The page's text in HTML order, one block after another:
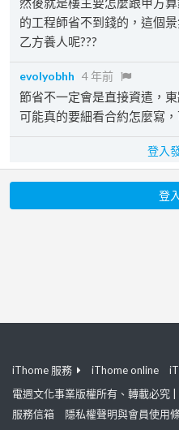
的工程師省不到錢的，這個
乙方養人呢???
evolyobhh 4 年前
節省不一定會是直接資遣，東
可能真的要細看合約怎麼寫
登入
登
iThome 服務 iThome online
電週文化事業版權所有、轉載必
服務信箱
隱私權聲明與會員使用